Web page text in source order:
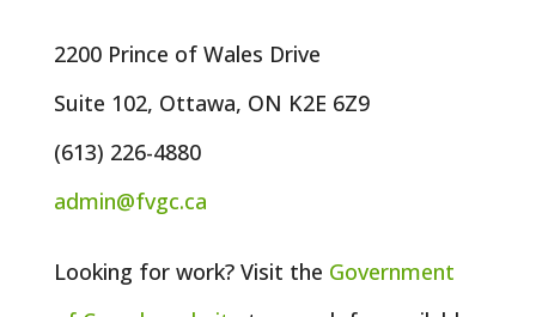
2200 Prince of Wales Drive
Suite 102, Ottawa, ON K2E 6Z9
(613) 226-4880
admin@fvgc.ca
Looking for work? Visit the Government